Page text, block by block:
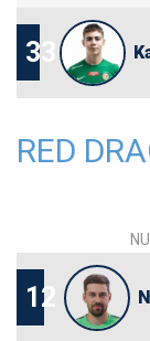
33
RED
12